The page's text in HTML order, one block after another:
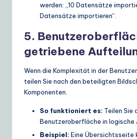
werden: „10 Datensätze
Datensätze importieren“.
5.
getriebene
Wenn die Komplexität in der
teilen Sie nach den beteiligten
Komponenten.
So funktioniert es: Teilen Sie
Benutzeroberfläche in logische
Beispiel: Eine Übersichtsseite